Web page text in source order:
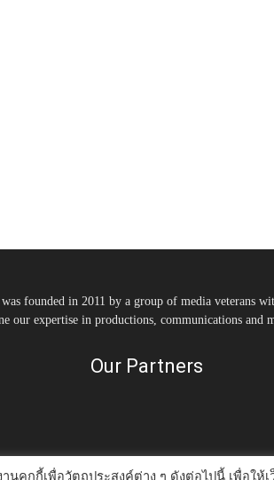
founded in 2011 by a group of media veterans
our expertise in productions, communications and
Our Partners
คุกกี้เพื่อวัตถุประสงค์ต่าง ๆ ดังต่อไปนี้ เพื่อให้เ